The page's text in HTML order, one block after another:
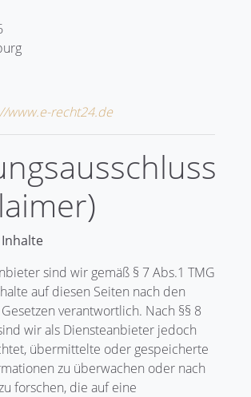
www.e-recht24.de
sind wir gemäß § 7 Abs.1 TMG
auf diesen Seiten nach den
verantwortlich. Nach §§ 8
wir als Diensteanbieter jedoch
übermittelte oder gespeicherte
zu überwachen oder nach
forschen, die auf eine